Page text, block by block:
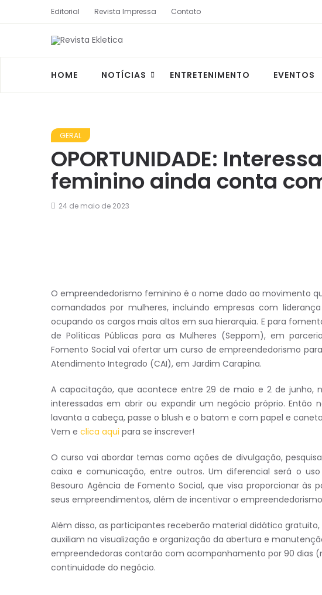
Editorial Revista Impressa Contato
HOME NOTÍCIAS ENTRETENIMENTO EVENTOS
GERAL
OPORTUNIDADE:
feminino ainda conta
24 de maio de 2023
O empreendedorismo feminino é o nome dado ao movimento
comandados por mulheres, incluindo empresas com
ocupando os cargos mais altos em sua hierarquia. E para
de Políticas Públicas para as Mulheres (Seppom), em
Fomento Social vai ofertar um curso de empreendedorismo
Atendimento Integrado (CAI), em Jardim Carapina.
A capacitação, que acontece entre 29 de maio e 2 de junho,
interessadas em abrir ou expandir um negócio próprio. Então
lavanta a cabeça, passe o blush e o batom e com papel e
Vem e clica aqui para se inscrever!
O curso vai abordar temas como ações de divulgação,
caixa e comunicação, entre outros. Um diferencial será o
Besouro Agência de Fomento Social, que visa proporcionar
seus empreendimentos, além de incentivar o
Além disso, as participantes receberão material didático
auxiliam na visualização e organização da abertura e
empreendedoras contarão com acompanhamento por 90 dias
continuidade do negócio.